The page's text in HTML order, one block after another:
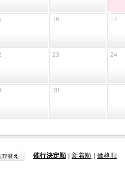
16 17
23 24
30
催行決定順| 新着順 価格順